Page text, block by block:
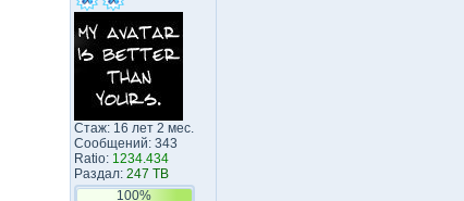
Стаж: 16 лет 2 мес.
Сообщений: 343
Ratio: 1234.434
Раздал: 247 TB
100%